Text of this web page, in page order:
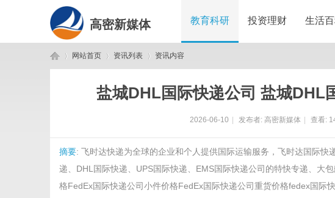
高密新媒体 教育科研 投资理财 生活
网站首页 资讯列表 资讯内容
盐城DHL国际快递公司 盐城DHL
2026-06-10 发布者: 高密新媒体 查看:
摘要: 飞时达快递为全球的企业和个人提供国际运输服务，飞时达国际
递、DHL国际快递、UPS国际快递、EMS国际快递公司的特快专递、大
格FedEx国际快递公司小件价格FedEx国际快递公司重货价格fedex国际